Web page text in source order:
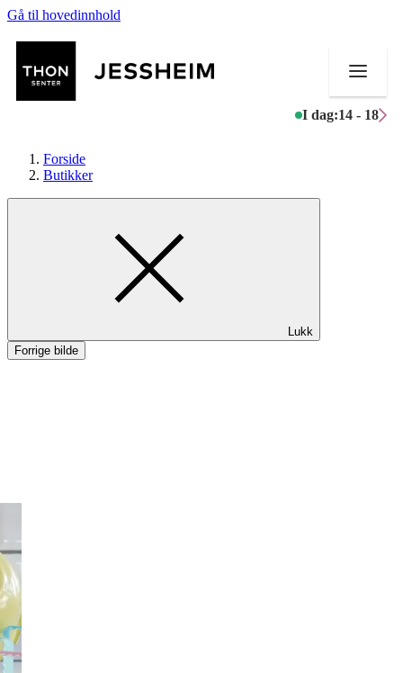
Gå til hovedinnhold
I dag:14 - 18
Mat og drikke
Aktiviteter
Forside
Butikker
Lukk
Forrige bilde